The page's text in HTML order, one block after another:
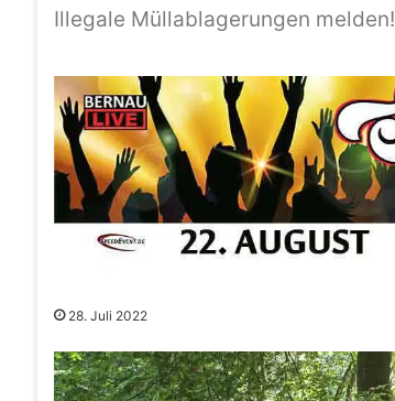
Illegale Müllablagerungen melden!
28. Juli 2022